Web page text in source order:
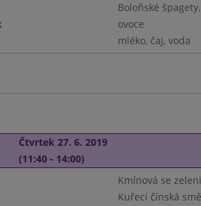
Boloňské
ovoce
mléko, čaj, voda
Čtvrtek 27. 6. 2019
(11:40 - 14:00)
Kmínová se
Kuřecí čínská